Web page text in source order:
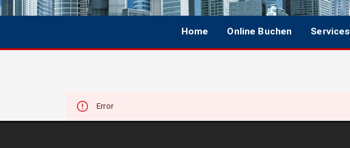
Home Online Buchen Services
Error